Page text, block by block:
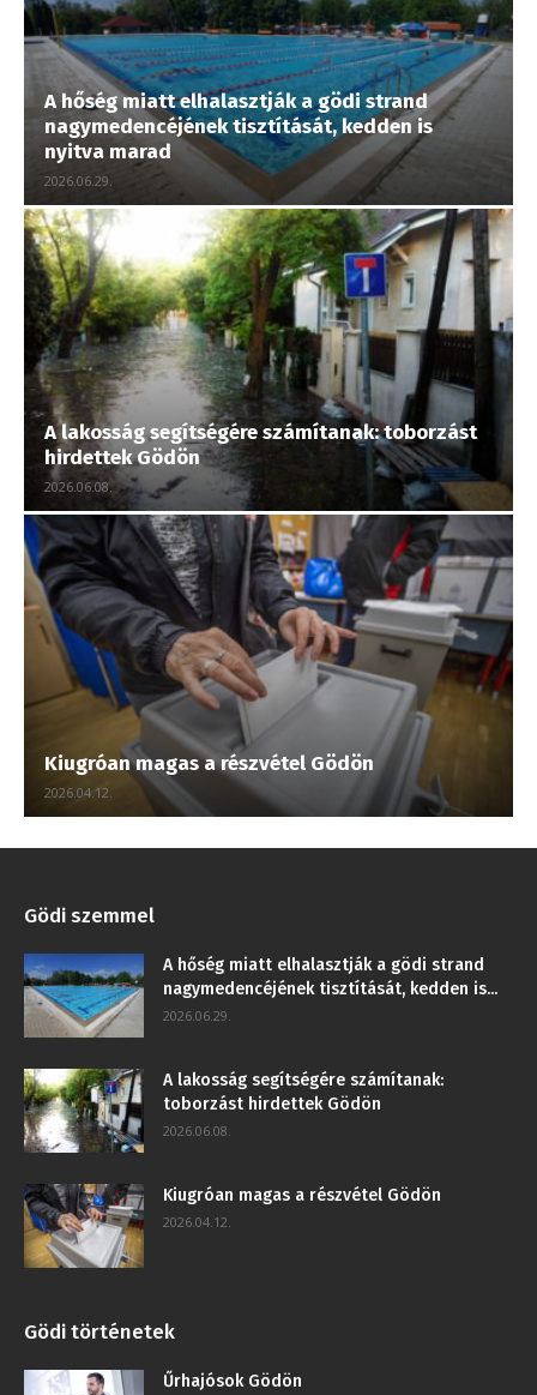
A hőség miatt elhalasztják a gödi strand
nagymedencéjének tisztítását, kedden is
nyitva marad
2026.06.29.
A lakosság segítségére számítanak: toborzást
hirdettek Gödön
2026.06.08.
Kiugróan magas a részvétel Gödön
2026.04.12.
Gödi szemmel
A hőség miatt elhalasztják a gödi strand
nagymedencéjének tisztítását, kedden is...
2026.06.29.
A lakosság segítségére számítanak:
toborzást hirdettek Gödön
2026.06.08.
Kiugróan magas a részvétel Gödön
2026.04.12.
Gödi történetek
Űrhajósok Gödön